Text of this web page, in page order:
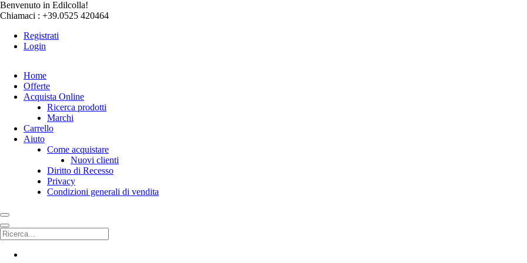
Benvenuto in Edilcolla!
Chiamaci : +39.0525 420464
Registrati
Login
Home
Offerte
Acquista Online
Ricerca prodotti
Marchi
Carrello
Aiuto
Come acquistare
Nuovi clienti
Diritto di Recesso
Privacy
Condizioni generali di vendita